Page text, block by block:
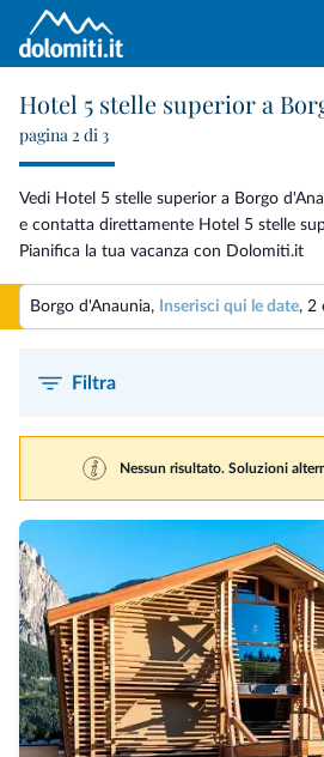
Hotel 5 stelle superior a
pagina 2 di 3
Vedi Hotel 5 stelle superior a Borgo
e contatta direttamente Hotel 5 stelle
Pianifica la tua vacanza con Dolomiti.it
Borgo d'Anaunia, Inserisci qui le date, 2
Filtra
Nessun risultato. Soluzioni